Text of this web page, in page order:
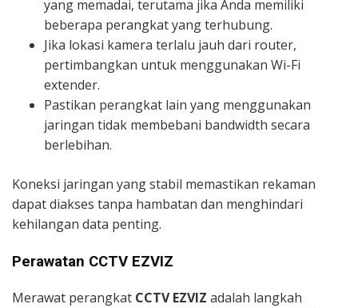
yang memadai, terutama jika Anda memiliki
beberapa perangkat yang terhubung.
Jika lokasi kamera terlalu jauh dari router,
pertimbangkan untuk menggunakan Wi-Fi
extender.
Pastikan perangkat lain yang menggunakan
jaringan tidak membebani bandwidth secara
berlebihan.
Koneksi jaringan yang stabil memastikan rekaman
dapat diakses tanpa hambatan dan menghindari
kehilangan data penting.
Perawatan CCTV EZVIZ
Merawat perangkat CCTV EZVIZ adalah langkah